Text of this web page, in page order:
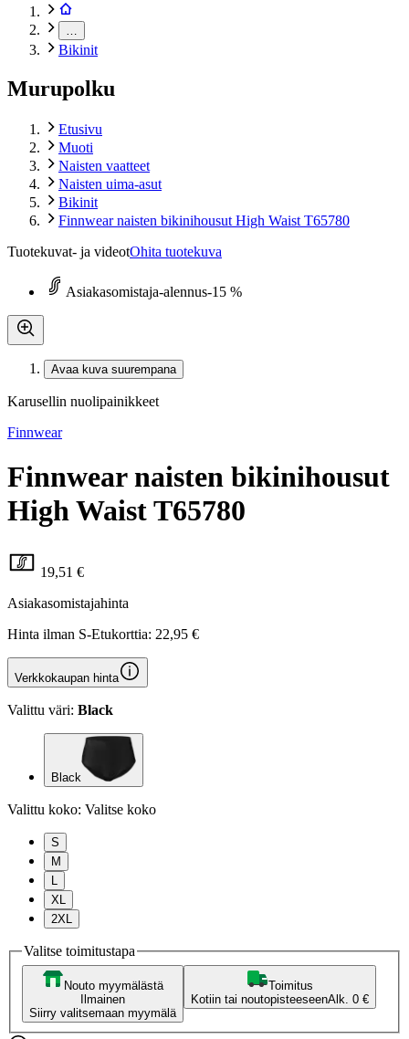
Bikinit
Murupolku
Etusivu
Muoti
Naisten vaatteet
Naisten uima-asut
Bikinit
Finnwear naisten bikinihousut High Waist T65780
Tuotekuvat- ja videotOhita tuotekuva
Asiakasomistaja-alennus-15 %
Avaa kuva suurempana
Karusellin nuolipainikkeet
Finnwear
Finnwear naisten bikinihousut
High Waist T65780
19,51 €
Asiakasomistajahinta
Hinta ilman S-Etukorttia: 22,95 €
Verkkokaupan hinta
Valittu väri: Black
Black
Valittu koko: Valitse koko
S
M
L
XL
2XL
Valitse toimitustapa
Nouto myymälästä
Ilmainen
Siirry valitsemaan myymälä
Toimitus
Kotiin tai noutopisteeseenAlk. 0 €